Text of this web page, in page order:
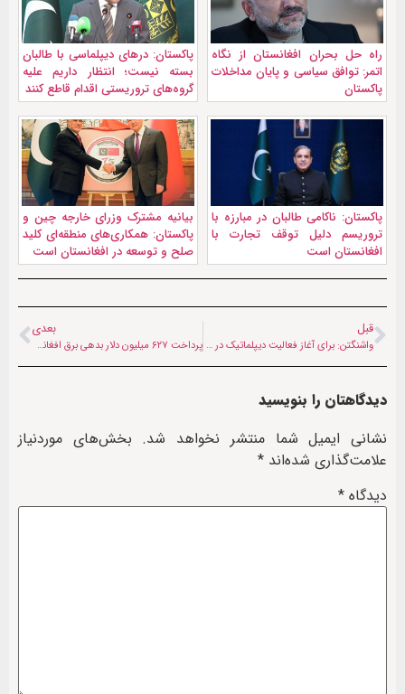
راه حل بحران افغانستان از نگاه
اتمر: توافق سیاسی و پایان مداخلات
پاکستان
پاکستان: درهای دیپلماسی با طالبان
بسته نیست؛ انتظار داریم علیه
گروه‌های تروریستی اقدام قاطع کنند
پاکستان: ناکامی طالبان در مبارزه با
تروریسم دلیل توقف تجارت با
افغانستان است
بیانیه مشترک وزرای خارجه چین و
پاکستان: همکاری‌های منطقه‌ای کلید
صلح و توسعه در افغانستان است
قبل
واشنگتن: برای آغاز فعالیت دیپلماتیک در کابل برنامه‌ای نداریم
بعدی
پرداخت ۶۲۷ میلیون دلار بدهی برق افغانستان به چهار کشور همسایه
دیدگاهتان را بنویسید
نشانی ایمیل شما منتشر نخواهد شد. بخش‌های موردنیاز
علامت‌گذاری شده‌اند *
دیدگاه *